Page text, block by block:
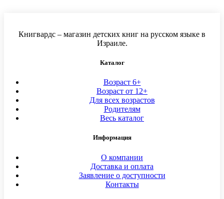
Книгвардс – магазин детских книг на русском языке в
Израиле.
Каталог
Возраст 6+
Возраст от 12+
Для всех возрастов
Родителям
Весь каталог
Информация
О компании
Доставка и оплата
Заявление о доступности
Контакты